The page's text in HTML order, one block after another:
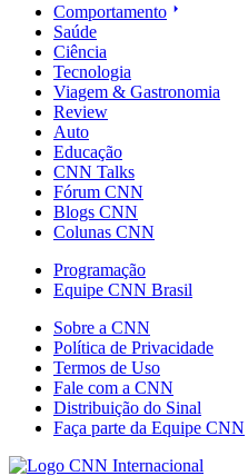
Comportamento
Saúde
Ciência
Tecnologia
Viagem & Gastronomia
Review
Auto
Educação
CNN Talks
Fórum CNN
Blogs CNN
Colunas CNN
Programação
Equipe CNN Brasil
Sobre a CNN
Política de Privacidade
Termos de Uso
Fale com a CNN
Distribuição do Sinal
Faça parte da Equipe CNN